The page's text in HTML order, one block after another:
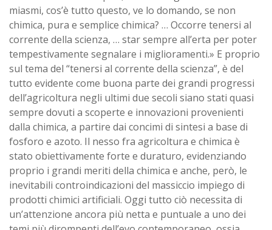
miasmi, cos’è tutto questo, ve lo domando, se non
chimica, pura e semplice chimica? … Occorre tenersi al
corrente della scienza, … star sempre all’erta per poter
tempestivamente segnalare i miglioramenti.» E proprio
sul tema del “tenersi al corrente della scienza”, è del
tutto evidente come buona parte dei grandi progressi
dell’agricoltura negli ultimi due secoli siano stati quasi
sempre dovuti a scoperte e innovazioni provenienti
dalla chimica, a partire dai concimi di sintesi a base di
fosforo e azoto. Il nesso fra agricoltura e chimica è
stato obiettivamente forte e duraturo, evidenziando
proprio i grandi meriti della chimica e anche, però, le
inevitabili controindicazioni del massiccio impiego di
prodotti chimici artificiali. Oggi tutto ciò necessita di
un’attenzione ancora più netta e puntuale a uno dei